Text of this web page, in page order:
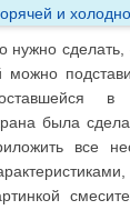
и
нужно сделать,
можно
в
была
все